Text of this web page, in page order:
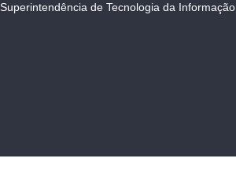
Superintendência de Tecnologia da Informação